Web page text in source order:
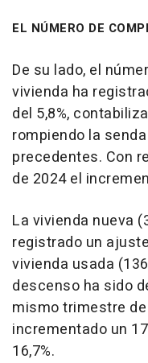
EL NÚMERO DE
De su lado, el
vivienda ha
del 5,8%,
rompiendo la
precedentes. Con
de 2024 el
La vivienda nueva
registrado un
vivienda usada
descenso ha sido
mismo trimestre
incrementado un
16,7%.